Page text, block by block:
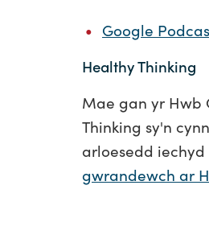
Google
Healthy Thinking
Mae gan yr Hwb
Thinking sy'n
arloesedd
gwrandewch ar